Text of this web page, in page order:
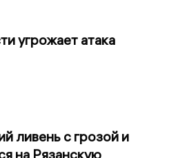
угрожает атака
ливень с грозой и
на Рязанскую